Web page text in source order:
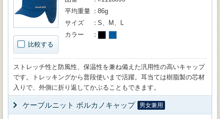
比較する
平均重量
86g
サイズ
S、M、L
カラー
ストレッチ性と防風性、保温性を兼ね備えた汎用性の高いキャップ
です。トレッキングから普段使いまで活躍。耳当ては樹脂製の芯材
入りで、外側に折り返してかぶることもできます。
ケーブルニット ボルカノキャップ 男女兼用